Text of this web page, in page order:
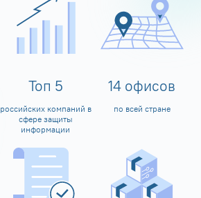
Топ 5
российских компаний в
сфере защиты
информации
14 офисов
по всей стране